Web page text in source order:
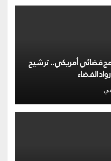
فضائي أمريكي.. ترشيح
الفضاء